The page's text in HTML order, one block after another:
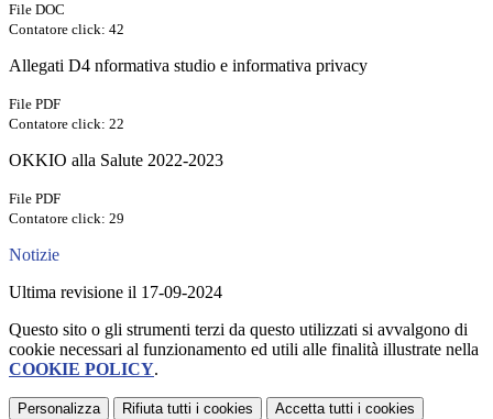
File DOC
Contatore click: 42
Allegati D4 nformativa studio e informativa privacy
File PDF
Contatore click: 22
OKKIO alla Salute 2022-2023
File PDF
Contatore click: 29
Notizie
Ultima revisione il 17-09-2024
Questo sito o gli strumenti terzi da questo utilizzati si avvalgono di
cookie necessari al funzionamento ed utili alle finalità illustrate nella
COOKIE POLICY.
Personalizza Rifiuta tutti i cookies Accetta tutti i cookies